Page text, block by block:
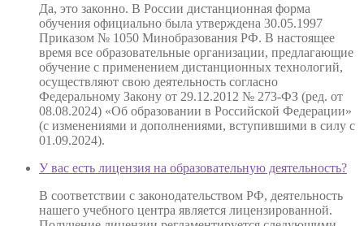
Да, это законно. В России дистанционная форма
обучения официально была утверждена 30.05.1997
Приказом № 1050 Минобразования РФ. В настоящее
время все образовательные организации, предлагающие
обучение с применением дистанционных технологий,
осуществляют свою деятельность согласно
Федеральному Закону от 29.12.2012 № 273-ФЗ (ред. от
08.08.2024) «Об образовании в Российской Федерации»
(с изменениями и дополнениями, вступившими в силу с
01.09.2024).
У вас есть лицензия на образовательную деятельность?
В соответствии с законодательством РФ, деятельность
нашего учебного центра является лицензированной.